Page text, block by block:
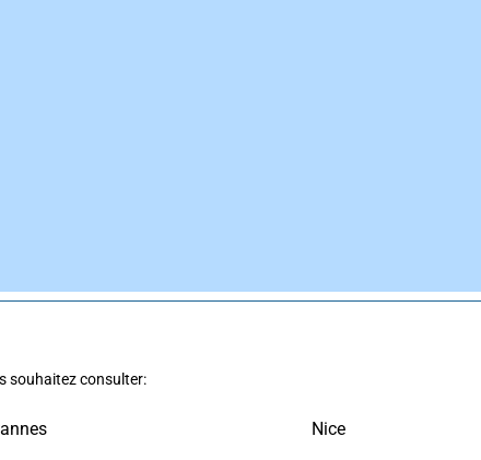
souhaitez consulter:
Nice